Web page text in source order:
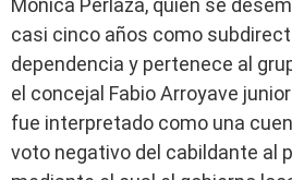
Mónica Perlaza, quien se
casi cinco años como
dependencia y pertenece al
el concejal Fabio Arroyave
fue interpretado como una
voto negativo del cabildante al